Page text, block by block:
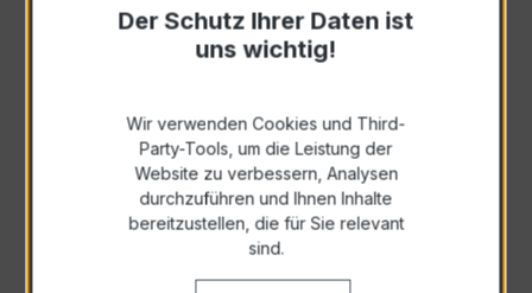
Anfrage schriftlich
Als PDF exportieren
Der Schutz Ihrer Daten ist
uns wichtig!
Wir verwenden Cookies und Third-
Party-Tools, um die Leistung der
Website zu verbessern, Analysen
durchzuführen und Ihnen Inhalte
bereitzustellen, die für Sie relevant
sind.